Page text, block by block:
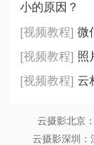
小的原因？
[视频教程] 微
[视频教程] 照
[视频教程] 云
云摄影北京
云摄影深圳：